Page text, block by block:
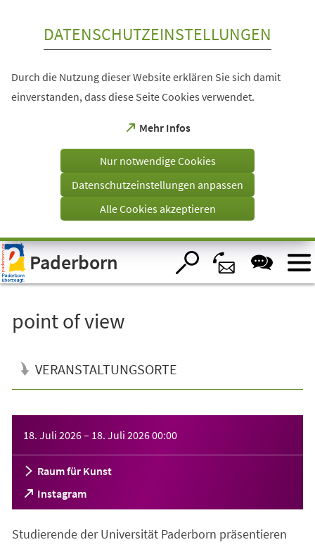
Visuelle
Assistenzsoftware
öffnen.
DATENSCHUTZEINSTELLUNGEN
Durch die Nutzung dieser Website erklären Sie sich damit
einverstanden, dass diese Seite Cookies verwendet.
Mehr Infos
(Öffnet
einem
Tab)
Nur notwendige Cookies
Datenschutzeinstellungen anpassen
Alle Cookies akzeptieren
Paderborn
point of view
VERANSTALTUNGSORTE
18. Juli 2026– 18. Juli 202600:00
Raum für Kunst
Instagram
(Öffnet
in
neuen
Studierende der Universität Paderborn präsentieren